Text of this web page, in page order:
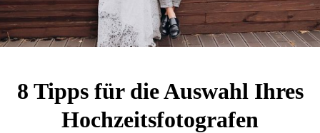
8 Tipps für die Auswahl Ihres
Hochzeitsfotografen